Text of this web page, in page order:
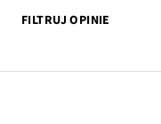
FILTRUJ OPINIE